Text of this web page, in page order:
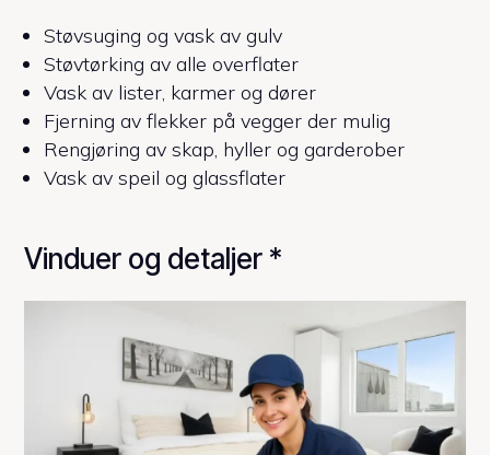
Støvsuging og vask av gulv
Støvtørking av alle overflater
Vask av lister, karmer og dører
Fjerning av flekker på vegger der mulig
Rengjøring av skap, hyller og garderober
Vask av speil og glassflater
Vinduer og detaljer *